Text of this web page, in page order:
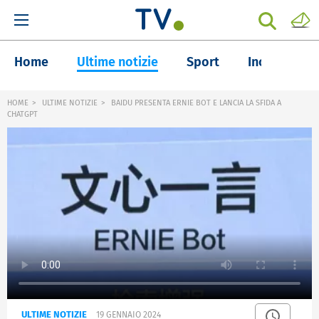
Home Ultime notizie Sport Inchieste
HOME ULTIME NOTIZIE
BAIDU PRESENTA ERNIE BOT E LANCIA LA SFIDA A
CHATGPT
ULTIME NOTIZIE 19 GENNAIO 2024